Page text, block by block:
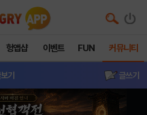
헝앱샵 이벤트 FUN 커뮤니티
기 글쓰기